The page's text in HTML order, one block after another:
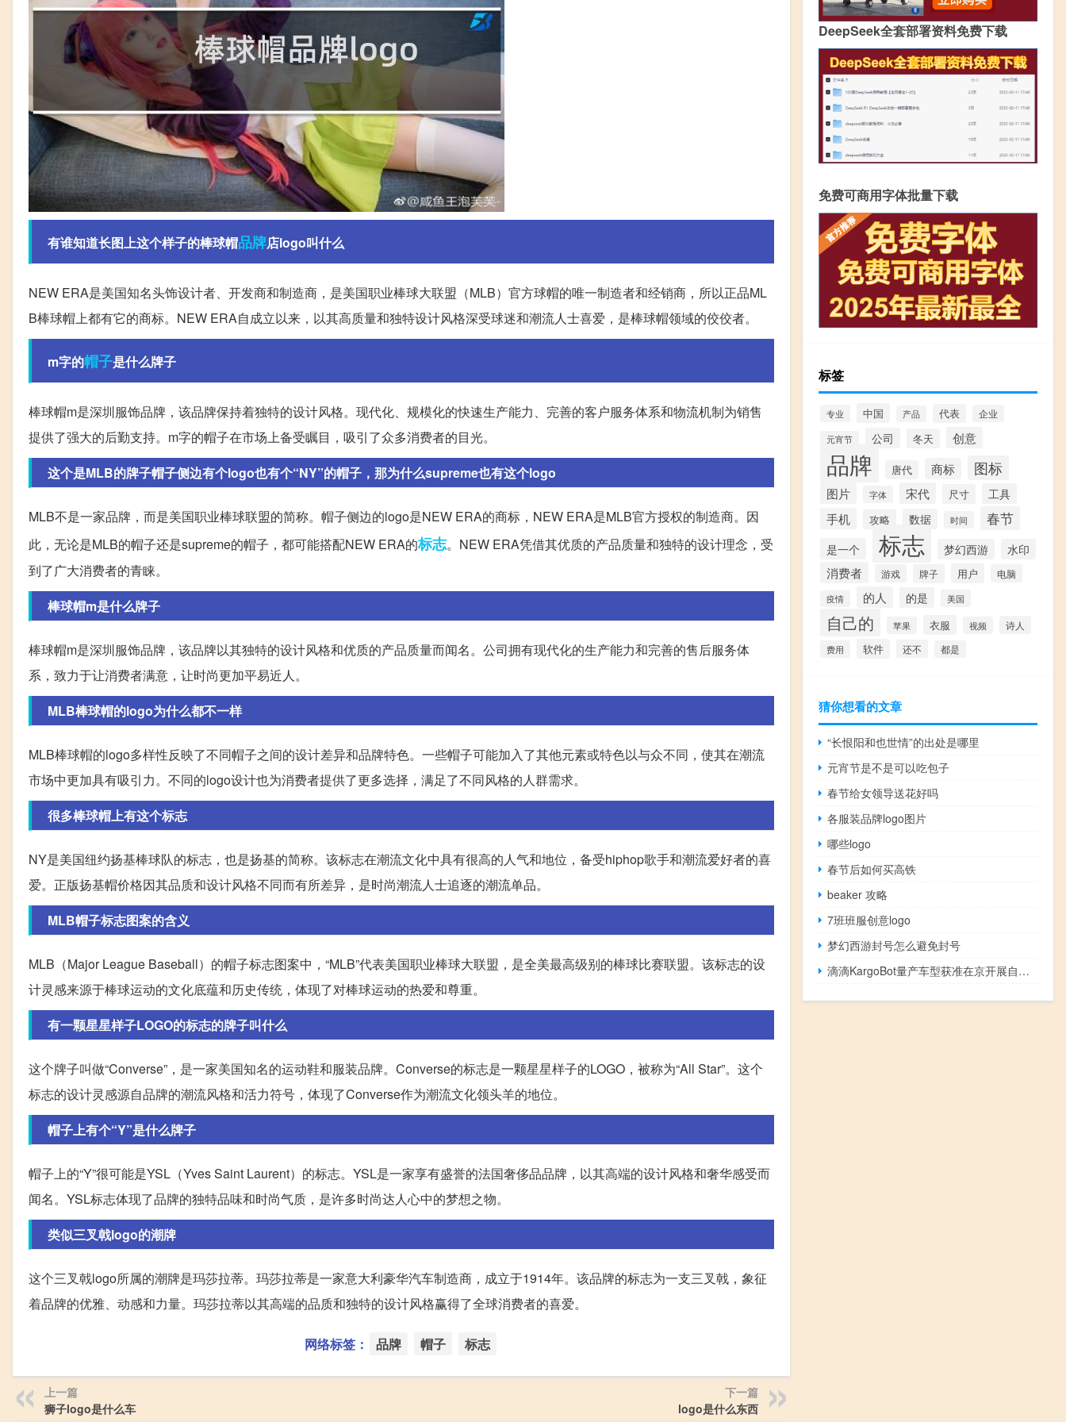
有谁知道长图上这个样子的棒球帽品牌店logo叫什么
NEW ERA是美国知名头饰设计者、开发商和制造商，是美国职业棒球大联盟（MLB）官方球帽的唯一制造者和经销商，所以正品ML
B棒球帽上都有它的商标。NEW ERA自成立以来，以其高质量和独特设计风格深受球迷和潮流人士喜爱，是棒球帽领域的佼佼者。
m字的帽子是什么牌子
棒球帽m是深圳服饰品牌，该品牌保持着独特的设计风格。现代化、规模化的快速生产能力、完善的客户服务体系和物流机制为销售
提供了强大的后勤支持。m字的帽子在市场上备受瞩目，吸引了众多消费者的目光。
这个是MLB的牌子帽子侧边有个logo也有个“NY”的帽子，那为什么supreme也有这个logo
MLB不是一家品牌，而是美国职业棒球联盟的简称。帽子侧边的logo是NEW ERA的商标，NEW ERA是MLB官方授权的制造商。因
此，无论是MLB的帽子还是supreme的帽子，都可能搭配NEW ERA的标志。NEW ERA凭借其优质的产品质量和独特的设计理念，受
到了广大消费者的青睐。
棒球帽m是什么牌子
棒球帽m是深圳服饰品牌，该品牌以其独特的设计风格和优质的产品质量而闻名。公司拥有现代化的生产能力和完善的售后服务体
系，致力于让消费者满意，让时尚更加平易近人。
MLB棒球帽的logo为什么都不一样
MLB棒球帽的logo多样性反映了不同帽子之间的设计差异和品牌特色。一些帽子可能加入了其他元素或特色以与众不同，使其在潮流
市场中更加具有吸引力。不同的logo设计也为消费者提供了更多选择，满足了不同风格的人群需求。
很多棒球帽上有这个标志
NY是美国纽约扬基棒球队的标志，也是扬基的简称。该标志在潮流文化中具有很高的人气和地位，备受hiphop歌手和潮流爱好者的喜
爱。正版扬基帽价格因其品质和设计风格不同而有所差异，是时尚潮流人士追逐的潮流单品。
MLB帽子标志图案的含义
MLB（Major League Baseball）的帽子标志图案中，“MLB”代表美国职业棒球大联盟，是全美最高级别的棒球比赛联盟。该标志的设
计灵感来源于棒球运动的文化底蕴和历史传统，体现了对棒球运动的热爱和尊重。
有一颗星星样子LOGO的标志的牌子叫什么
这个牌子叫做“Converse”，是一家美国知名的运动鞋和服装品牌。Converse的标志是一颗星星样子的LOGO，被称为“All Star”。这个
标志的设计灵感源自品牌的潮流风格和活力符号，体现了Converse作为潮流文化领头羊的地位。
帽子上有个“Y”是什么牌子
帽子上的“Y”很可能是YSL（Yves Saint Laurent）的标志。YSL是一家享有盛誉的法国奢侈品品牌，以其高端的设计风格和奢华感受而
闻名。YSL标志体现了品牌的独特品味和时尚气质，是许多时尚达人心中的梦想之物。
类似三叉戟logo的潮牌
这个三叉戟logo所属的潮牌是玛莎拉蒂。玛莎拉蒂是一家意大利豪华汽车制造商，成立于1914年。该品牌的标志为一支三叉戟，象征
着品牌的优雅、动感和力量。玛莎拉蒂以其高端的品质和独特的设计风格赢得了全球消费者的喜爱。
网络标签： 品牌 帽子 标志
上一篇
狮子logo是什么车
下一篇
logo是什么东西
DeepSeek全套部署资料免费下载
免费可商用字体批量下载
标签
专业 中国 产品 代表 企业
元宵节 公司 冬天 创意
品牌 唐代 商标 图标
图片 字体 宋代 尺寸 工具
手机 攻略 数据 时间 春节
是一个 标志 梦幻西游 水印
消费者 游戏 牌子 用户 电脑
疫情 的人 的是 美国
自己的 苹果 衣服 视频 诗人
费用 软件 还不 都是
猜你想看的文章
“长恨阳和也世情”的出处是哪里
元宵节是不是可以吃包子
春节给女领导送花好吗
各服装品牌logo图片
哪些logo
春节后如何买高铁
beaker 攻略
7班班服创意logo
梦幻西游封号怎么避免封号
滴滴KargoBot量产车型获准在京开展自动驾驶卡车道路测试